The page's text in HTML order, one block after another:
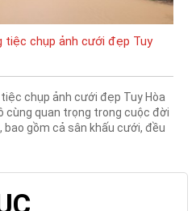
tiệc chụp ảnh cưới đẹp Tuy
chụp ảnh cưới đẹp Tuy Hòa
cùng quan trọng trong cuộc đời
gồm cả sân khấu cưới, đều